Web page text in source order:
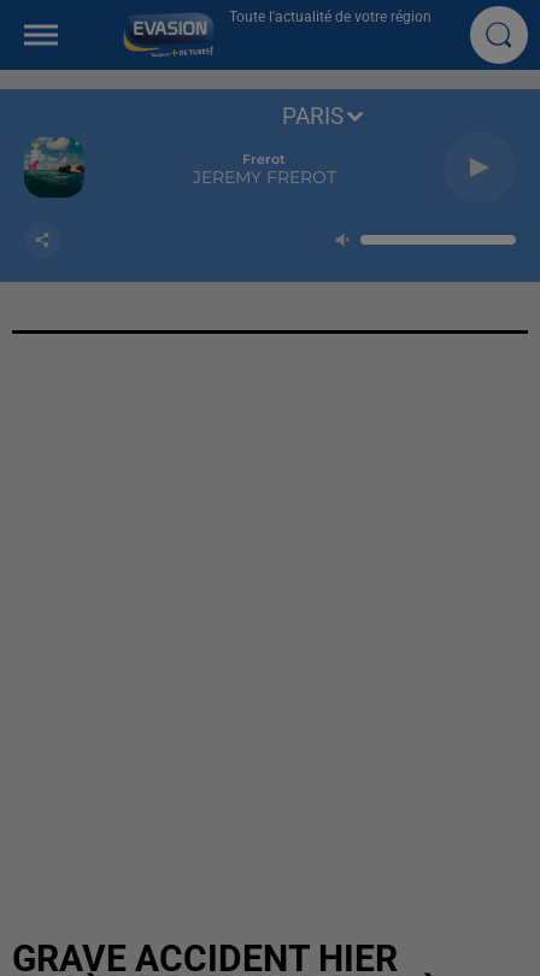
Toute l'actualité de votre région
Frerot
JEREMY FREROT
PARIS
GRAVE ACCIDENT HIER